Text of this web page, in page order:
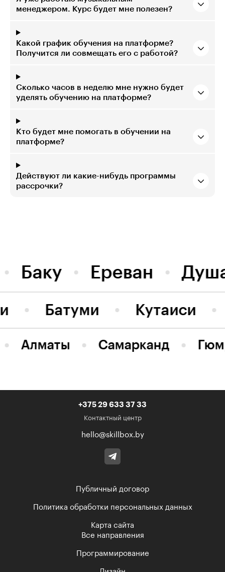
менеджером. Курс будет мне полезен?
Какой график обучения на платформе?
Получится ли совмещать его с работой?
Сколько часов в неделю мне нужно будет
уделять обучению на платформе?
Кто будет мне помогать в обучении на
платформе?
Действуют ли какие-нибудь программы
рассрочки?
Баку Ереван
Кутаиси
Батуми
Алматы Самарканд
+375 29 633 37 33
Контактный центр
hello@skillbox.by
Публичный договор
Политика обработки персональных данных
Карта сайта
Все направления
Программирование